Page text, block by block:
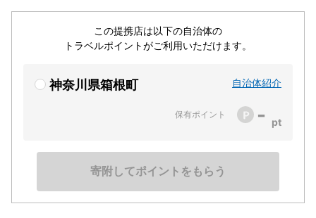
この提携店は以下の自治体の
トラベルポイントがご利用いただけます。
神奈川県箱根町 自治体紹介
保有ポイント -
寄附してポイントをもらう